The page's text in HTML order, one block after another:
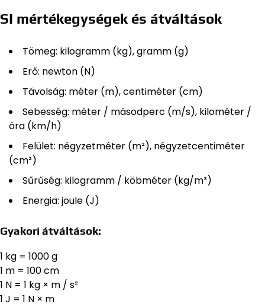
SI mértékegységek és átváltások
Tömeg: kilogramm (kg), gramm (g)
Erő: newton (N)
Távolság: méter (m), centiméter (cm)
Sebesség: méter / másodperc (m/s), kilométer /
óra (km/h)
Felület: négyzetméter (m²), négyzetcentiméter
(cm²)
Sűrűség: kilogramm / köbméter (kg/m³)
Energia: joule (J)
Gyakori átváltások:
1 kg = 1000 g
1 m = 100 cm
1 N = 1 kg × m / s²
1 J = 1 N × m